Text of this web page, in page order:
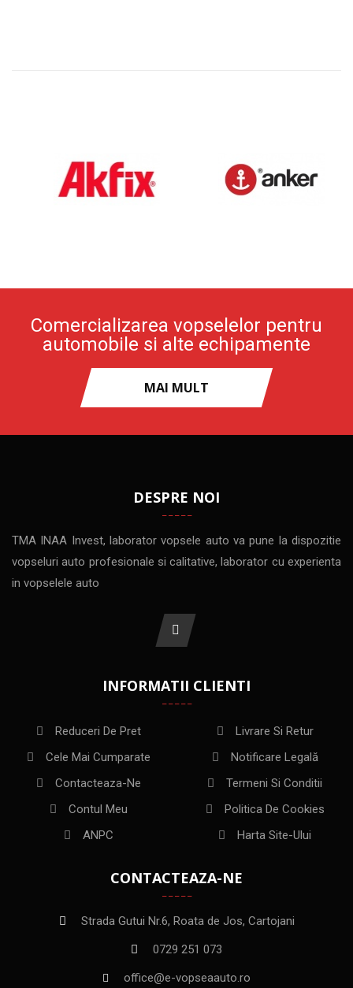
Comercializarea vopselelor pentru
automobile si alte echipamente
MAI MULT
DESPRE NOI
TMA INAA Invest, laborator vopsele auto va pune la dispozitie
vopseluri auto profesionale si calitative, laborator cu experienta
in vopselele auto
INFORMATII CLIENTI
Reduceri De Pret
Cele Mai Cumparate
Contacteaza-Ne
Contul Meu
ANPC
Livrare Si Retur
Notificare Legală
Termeni Si Conditii
Politica De Cookies
Harta Site-Ului
CONTACTEAZA-NE
Strada Gutui Nr.6, Roata de Jos, Cartojani
0729 251 073
office@e-vopseaauto.ro